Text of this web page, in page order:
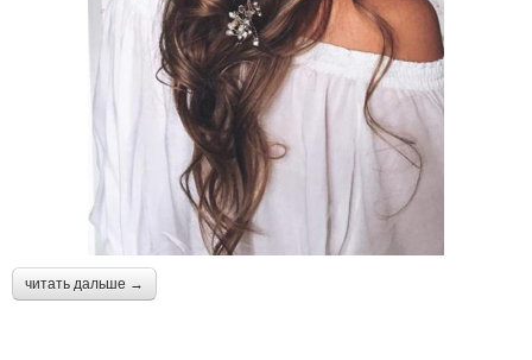
читать дальше →